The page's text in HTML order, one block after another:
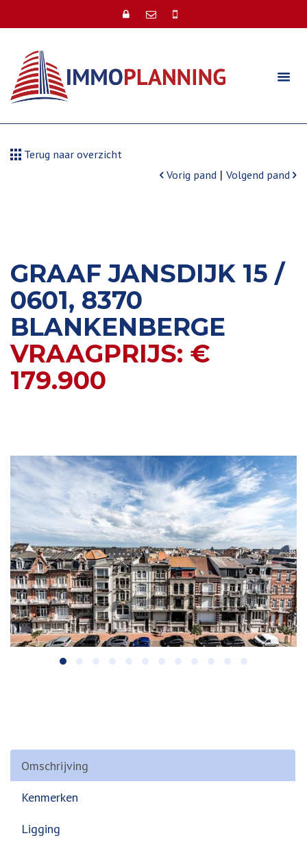
Terug naar overzicht
Vorig pand | Volgend pand
GRAAF JANSDIJK 15 /
0601, 8370
BLANKENBERGE
VRAAGPRIJS: €
179.900
Omschrijving
Kenmerken
Ligging